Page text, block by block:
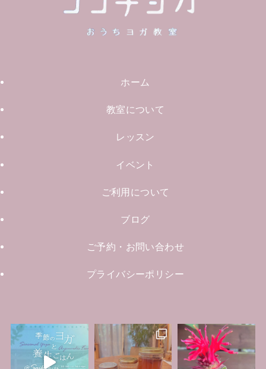
ホーム
教室について
レッスン
イベント
ご利用について
ブログ
ご予約・お問い合わせ
プライバシーポリシー